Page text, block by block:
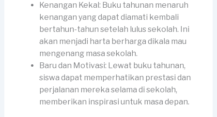
Kenangan Kekal: Buku tahunan menaruh
kenangan yang dapat diamati kembali
bertahun-tahun setelah lulus sekolah. Ini
akan menjadi harta berharga dikala mau
mengenang masa sekolah.
Baru dan Motivasi: Lewat buku tahunan,
siswa dapat memperhatikan prestasi dan
perjalanan mereka selama di sekolah,
memberikan inspirasi untuk masa depan.